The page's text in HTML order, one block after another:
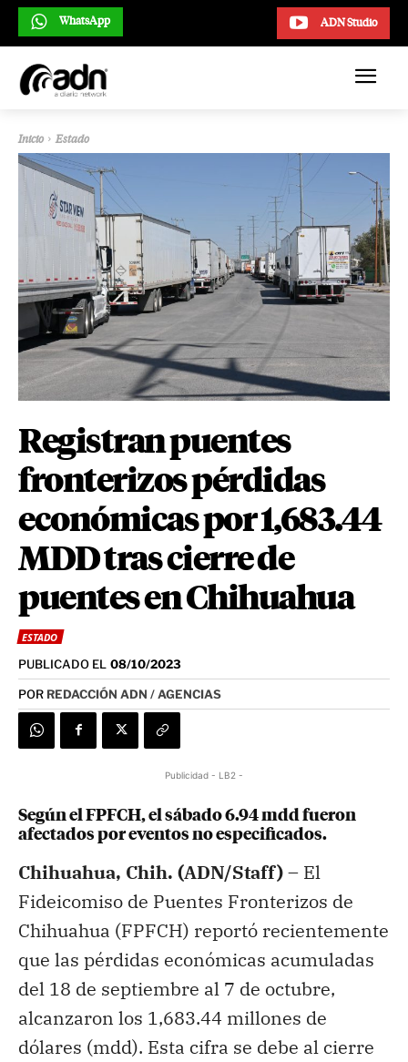
ADN Studio
WhatsApp
Inicio Estado
Registran puentes
fronterizos pérdidas
económicas por 1,683.44
MDD tras cierre de
puentes en Chihuahua
ESTADO
PUBLICADO EL 08/10/2023
POR REDACCIÓN ADN / AGENCIAS
Publicidad - LB2 -
Según el FPFCH, el sábado 6.94 mdd fueron
afectados por eventos no especificados.
Chihuahua, Chih. (ADN/Staff) – El
Fideicomiso de Puentes Fronterizos de
Chihuahua (FPFCH) reportó recientemente
que las pérdidas económicas acumuladas
del 18 de septiembre al 7 de octubre,
alcanzaron los 1,683.44 millones de
dólares (mdd). Esta cifra se debe al cierre